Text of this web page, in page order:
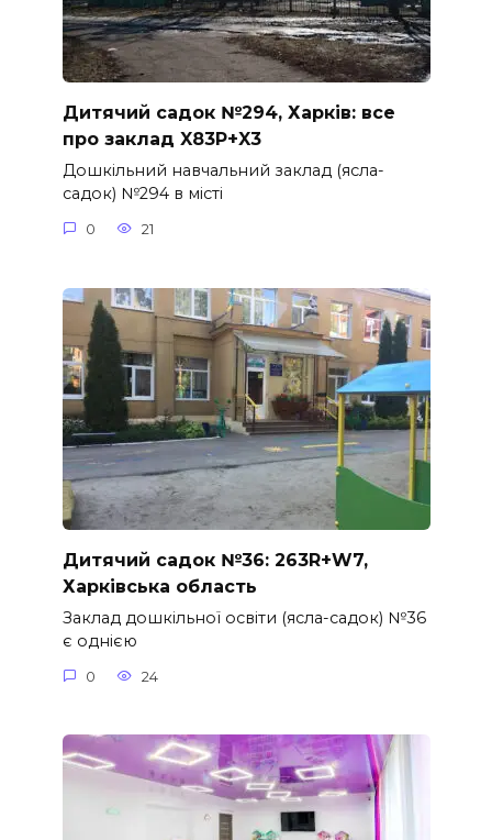
Дитячий садок №294, Харків: все
про заклад X83P+X3
Дошкільний навчальний заклад (ясла-
садок) №294 в місті
0 21
Дитячий садок №36: 263R+W7,
Харківська область
Заклад дошкільної освіти (ясла-садок) №36
є однією
0 24